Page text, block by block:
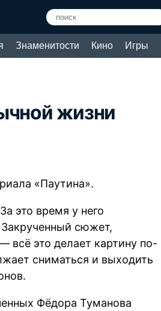
Знаменитости Кино Игры
жизни
«Паутина».
это время у него
сюжет,
всё это делает картину по-
сниматься и выходить
Фёдора Туманова